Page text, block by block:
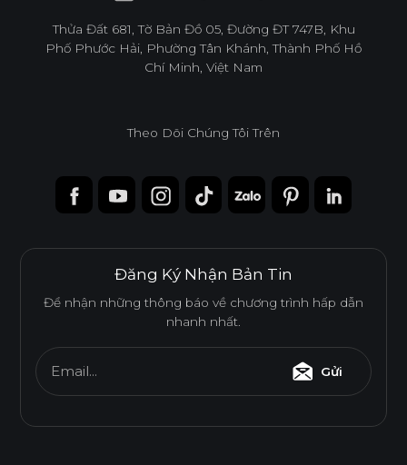
Độ dày(mm)
o
* Tuỳ theo mã sản phẩm sẽ có kích thước khác
infoacc@ancuong.com
Thửa Đất 681, Tờ Bản Đồ 05, Đường ĐT 747B, Khu
Phố Phước Hải, Phường Tân Khánh, Thành Phố Hồ
Chí Minh, Việt Nam
Theo Dõi Chúng Tôi Trên
Đăng Ký Nhận Bản Tin
Để nhận những thông báo về chương trình hấp dẫn
nhanh nhất.
Email... Gửi